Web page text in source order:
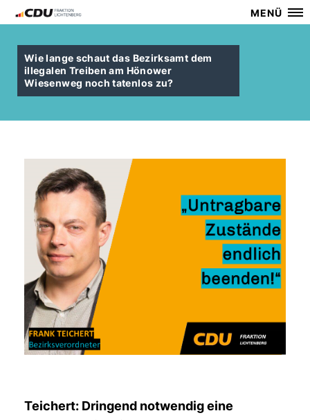
MENÜ
Wie lange schaut das Bezirksamt dem
illegalen Treiben am Hönower
Wiesenweg noch tatenlos zu?
Teichert: Dringend notwendig eine